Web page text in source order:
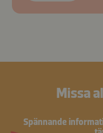
Missa
Spännande